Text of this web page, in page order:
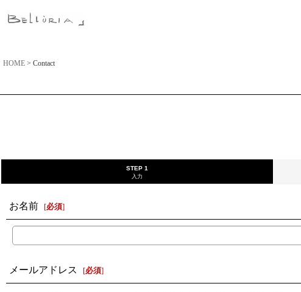
HOME > Contact
STEP 1
入力
お名前 [必須]
メールアドレス [必須]